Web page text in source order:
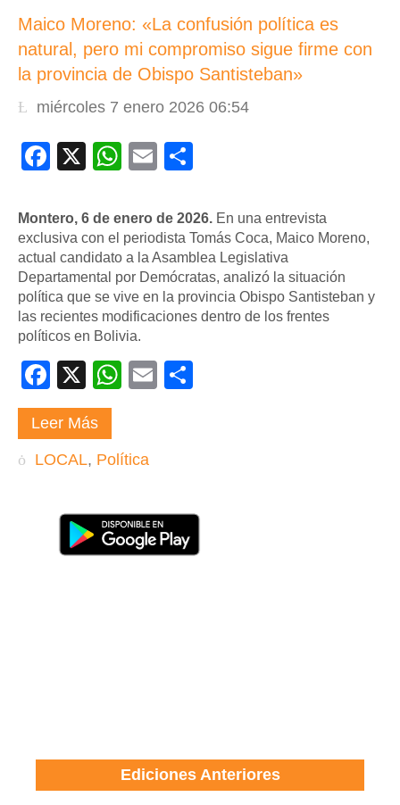
Maico Moreno: «La confusión política es
natural, pero mi compromiso sigue firme con
la provincia de Obispo Santisteban»
miércoles 7 enero 2026 06:54
Facebook
X WhatsApp
Email
Montero, 6 de enero de 2026. En una entrevista
exclusiva con el periodista Tomás Coca, Maico Moreno,
actual candidato a la Asamblea Legislativa
Departamental por Demócratas, analizó la situación
política que se vive en la provincia Obispo Santisteban y
las recientes modificaciones dentro de los frentes
políticos en Bolivia.
Facebook
X WhatsApp
Email
Leer Más
LOCAL, Política
Ediciones Anteriores